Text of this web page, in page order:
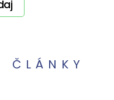
ČLÁNKY